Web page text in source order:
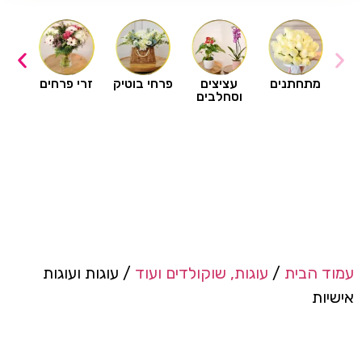
זרי פרחים פרחי בוטיק
עציצים
וסחלבים
מתחתנים
עמוד הבית / עוגות, שוקולדים ועוד / עוגות ועוגות
אישיות